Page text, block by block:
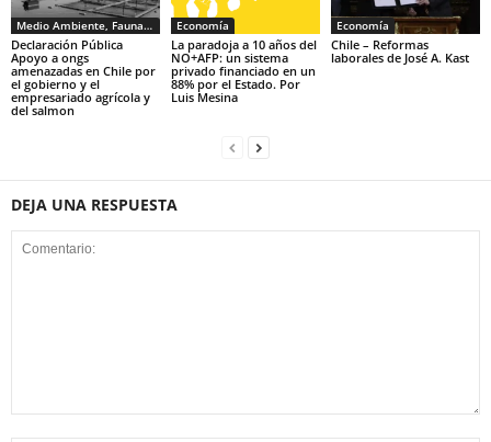
Medio Ambiente, Fauna y Sociedad
Declaración Pública
Apoyo a ongs
amenazadas en Chile por
el gobierno y el
empresariado agrícola y
del salmon
Economía
La paradoja a 10 años del
NO+AFP: un sistema
privado financiado en un
88% por el Estado. Por
Luis Mesina
Economía
Chile – Reformas
laborales de José A. Kast
DEJA UNA RESPUESTA